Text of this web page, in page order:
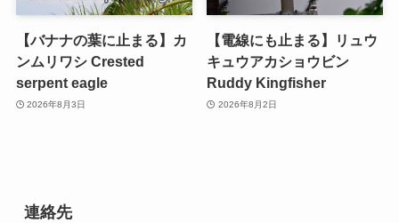
【バナナの葉に止まる】カ
ンムリワシ Crested
serpent eagle
2026年8月3日
【電線にも止まる】リュウ
キュウアカショウビン
Ruddy Kingfisher
2026年8月2日
連絡先